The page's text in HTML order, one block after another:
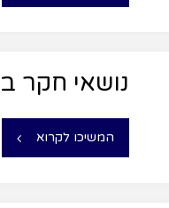
נושאי חקר
המשיכו לקרוא